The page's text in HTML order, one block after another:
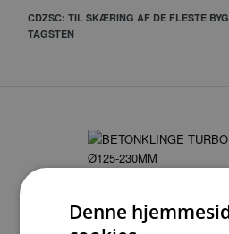
CDZSC: TIL SKÆRING AF DE FLESTE
TAGSTEN
CDTM: UNIKT SEGMENT I HØJESTE
Denne